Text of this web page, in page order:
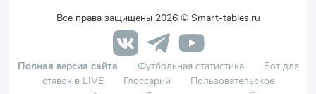
Все права защищены 2026 © Smart-tables.ru
Полная версия сайта Футбольная статистика
Бот для
ставок в LIVE
Глоссарий
Пользовательское